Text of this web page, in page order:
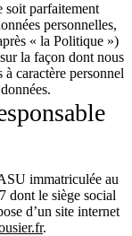
soit parfaitement
personnelles,
« la Politique »)
la façon dont nous
caractère personnel
immatriculée au
dont le siège social
d’un site internet
.